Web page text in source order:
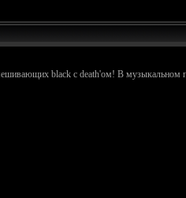
black с death'ом! В